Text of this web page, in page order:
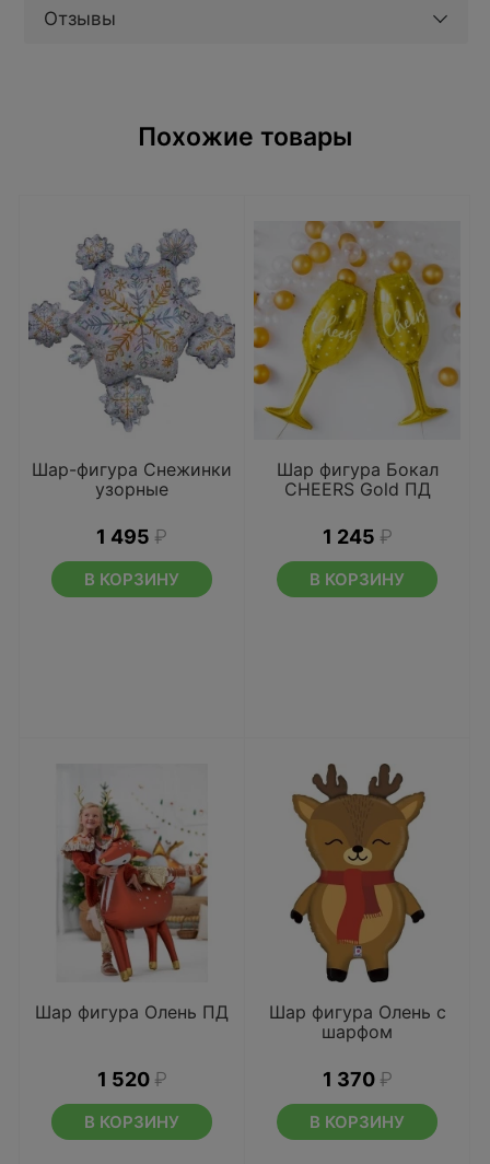
Отзывы
Похожие товары
Шар-фигура Снежинки
узорные
1 495 ₽
В КОРЗИНУ
Шар фигура Бокал
CHEERS Gold ПД
1 245 ₽
В КОРЗИНУ
Шар фигура Олень ПД
1 520 ₽
В КОРЗИНУ
Шар фигура Олень с
шарфом
1 370 ₽
В КОРЗИНУ